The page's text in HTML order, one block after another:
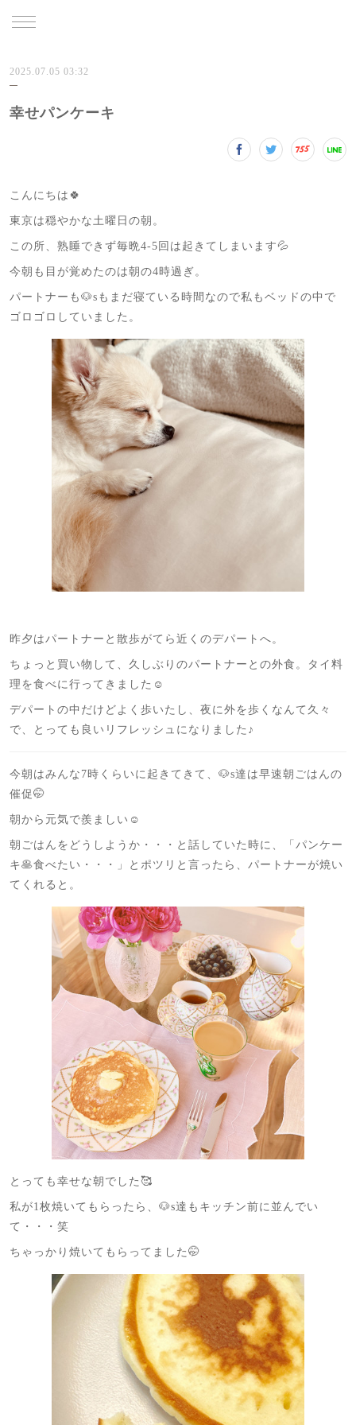
2025.07.05 03:32
幸せパンケーキ
こんにちは🍀
東京は穏やかな土曜日の朝。
この所、熟睡できず毎晩4-5回は起きてしまいます💦
今朝も目が覚めたのは朝の4時過ぎ。
パートナーも🐶sもまだ寝ている時間なので私もベッドの中で
ゴロゴロしていました。
昨夕はパートナーと散歩がてら近くのデパートへ。
ちょっと買い物して、久しぶりのパートナーとの外食。タイ料
理を食べに行ってきました☺️
デパートの中だけどよく歩いたし、夜に外を歩くなんて久々
で、とっても良いリフレッシュになりました♪
今朝はみんな7時くらいに起きてきて、🐶s達は早速朝ごはんの
催促🤭
朝から元気で羨ましい☺️
朝ごはんをどうしようか・・・と話していた時に、「パンケー
キ🥞食べたい・・・」とポツリと言ったら、パートナーが焼い
てくれると。
とっても幸せな朝でした🥰
私が1枚焼いてもらったら、🐶s達もキッチン前に並んでい
て・・・笑
ちゃっかり焼いてもらってました🤭